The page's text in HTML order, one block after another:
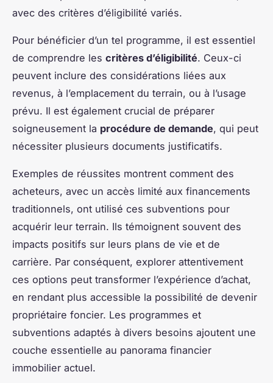
avec des critères d’éligibilité variés.
Pour bénéficier d’un tel programme, il est essentiel
de comprendre les critères d’éligibilité. Ceux-ci
peuvent inclure des considérations liées aux
revenus, à l’emplacement du terrain, ou à l’usage
prévu. Il est également crucial de préparer
soigneusement la procédure de demande, qui peut
nécessiter plusieurs documents justificatifs.
Exemples de réussites montrent comment des
acheteurs, avec un accès limité aux financements
traditionnels, ont utilisé ces subventions pour
acquérir leur terrain. Ils témoignent souvent des
impacts positifs sur leurs plans de vie et de
carrière. Par conséquent, explorer attentivement
ces options peut transformer l’expérience d’achat,
en rendant plus accessible la possibilité de devenir
propriétaire foncier. Les programmes et
subventions adaptés à divers besoins ajoutent une
couche essentielle au panorama financier
immobilier actuel.